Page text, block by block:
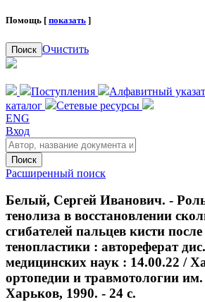
Помощь [ показать ]
Поиск Очистить
Поступления Алфавитный
каталог
Сетевые ресурсы
ENG
Вход
Поиск
Расширенный поиск
Белый, Сергей Иванович. -
тенолиза в восстановлении
сгибателей пальцев кисти
тенопластики : автореферат
медицинских наук : 14.00.22 /
ортопедии и травмотологии
Харьков, 1990. - 24 с.